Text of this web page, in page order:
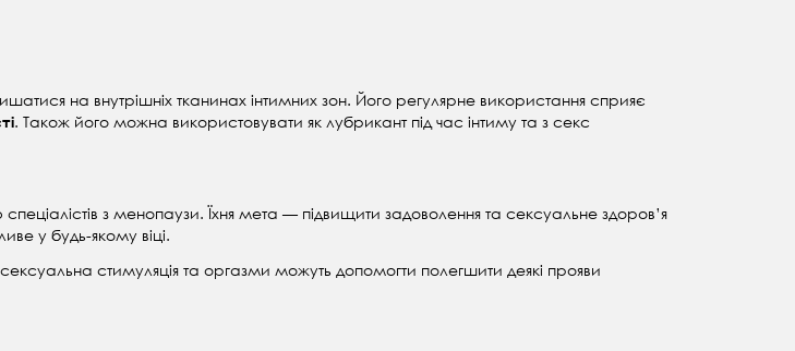
на внутрішніх тканинах інтимних зон. Його регулярне використання сприяє
. Також його можна використовувати як лубрикант під час інтиму та з секс
з менопаузи. Їхня мета — підвищити задоволення та сексуальне здоров’я
у будь-якому віці.
стимуляція та оргазми можуть допомогти полегшити деякі прояви